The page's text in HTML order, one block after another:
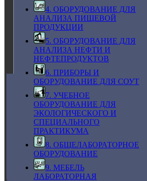
4. ОБОРУДОВАНИЕ ДЛЯ
АНАЛИЗА ПИЩЕВОЙ
ПРОДУКЦИИ
5. ОБОРУДОВАНИЕ ДЛЯ
АНАЛИЗА НЕФТИ И
НЕФТЕПРОДУКТОВ
6. ПРИБОРЫ И
ОБОРУДОВАНИЕ ДЛЯ СОУТ
7. УЧЕБНОЕ
ОБОРУДОВАНИЕ ДЛЯ
ЭКОЛОГИЧЕСКОГО И
СПЕЦИАЛЬНОГО
ПРАКТИКУМА
8. ОБЩЕЛАБОРАТОРНОЕ
ОБОРУДОВАНИЕ
9. МЕБЕЛЬ
ЛАБОРАТОРНАЯ